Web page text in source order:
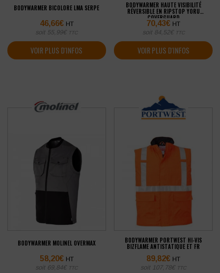
BODYWARMER BICOLORE LMA SERPE
46,66€ HT
soit 55,99€ TTC
VOIR PLUS D'INFOS
BODYWARMER HAUTE VISIBILITÉ
RÉVERSIBLE EN RIPSTOP YORU
COVERGUARD
70,43€ HT
soit 84,52€ TTC
VOIR PLUS D'INFOS
BODYWARMER MOLINEL OVERMAX
58,20€ HT
soit 69,84€ TTC
BODYWARMER PORTWEST HI-VIS
BIZFLAME ANTISTATIQUE ET FR
89,82€ HT
soit 107,78€ TTC